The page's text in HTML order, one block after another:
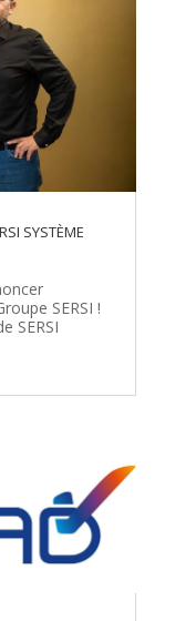
SYSTÈME
SERSI !
SERSI